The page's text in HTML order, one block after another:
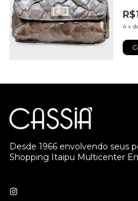
4 x
Desde 1966 envolvendo seus
Shopping Itaipu Multicenter